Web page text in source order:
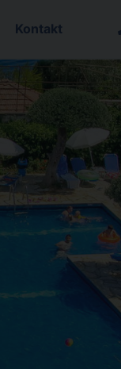
Kontakt